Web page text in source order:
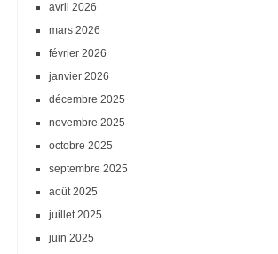
avril 2026
mars 2026
février 2026
janvier 2026
décembre 2025
novembre 2025
octobre 2025
septembre 2025
août 2025
juillet 2025
juin 2025